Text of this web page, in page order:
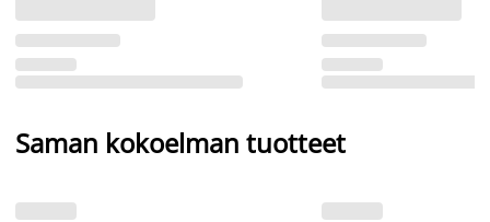
Saman kokoelman tuotteet